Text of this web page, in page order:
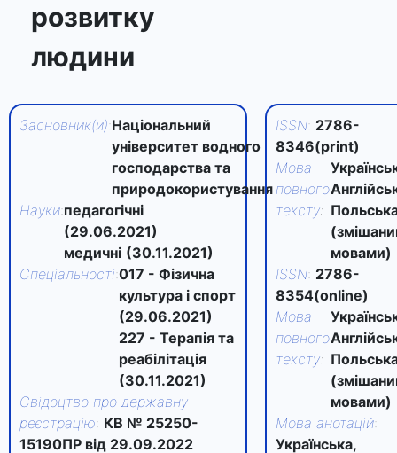
розвитку
людини
Засновник(и):Національний
університет водного
господарства та
природокористування
Науки:педагогічні
(29.06.2021)
медичні (30.11.2021)
Спеціальності:017 - Фізична
культура і спорт
(29.06.2021)
227 - Терапія та
реабілітація
(30.11.2021)
Свідоцтво про державну
реєстрацію: КВ № 25250-
15190ПР від 29.09.2022
ISSN: 2786-
8346(print)
Мова
повного
тексту:
мовами)
ISSN: 2786-
8354(online)
Мова
повного
тексту:
мовами)
Мова анотацій:
Українська,